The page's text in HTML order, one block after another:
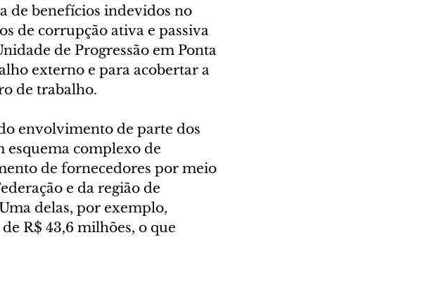
de benefícios indevidos no
de corrupção ativa e passiva
de Progressão em Ponta
externo e para acobertar a
de trabalho.
envolvimento de parte dos
esquema complexo de
de fornecedores por meio
e da região de
delas, por exemplo,
R$ 43,6 milhões, o que